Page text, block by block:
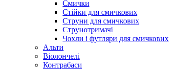
Смички
Стійки для смичкових
Струни для смичкових
Струнотримачі
Чохли і футляри для смичкових
Альти
Віолончелі
Контрабаси